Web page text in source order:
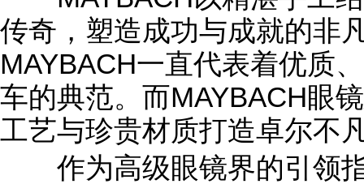
传奇，塑造成功与成就的非
MAYBACH一直代表着优质
车的典范。而MAYBACH眼
工艺与珍贵材质打造卓尔不
作为高级眼镜界的引领指